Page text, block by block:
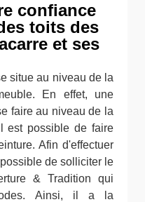
confiance
toits des
et ses
situe au niveau de la
En effet, une
faire au niveau de la
est possible de faire
Afin d'effectuer
de solliciter le
& Tradition qui
Ainsi, il a la